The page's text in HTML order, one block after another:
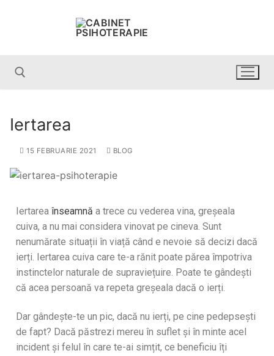
Iertarea
15 FEBRUARIE 2021 BLOG
Iertarea înseamnă a trece cu vederea vina, greșeala
cuiva, a nu mai considera vinovat pe cineva. Sunt
nenumărate situații în viață când e nevoie să decizi dacă
ierți. Iertarea cuiva care te-a rănit poate părea împotriva
instinctelor naturale de supraviețuire. Poate te gândești
că acea persoană va repeta greșeala dacă o ierți.
Dar gândește-te un pic, dacă nu ierți, pe cine pedepsești
de fapt? Dacă păstrezi mereu în suflet și în minte acel
incident și felul în care te-ai simțit, ce beneficiu îți